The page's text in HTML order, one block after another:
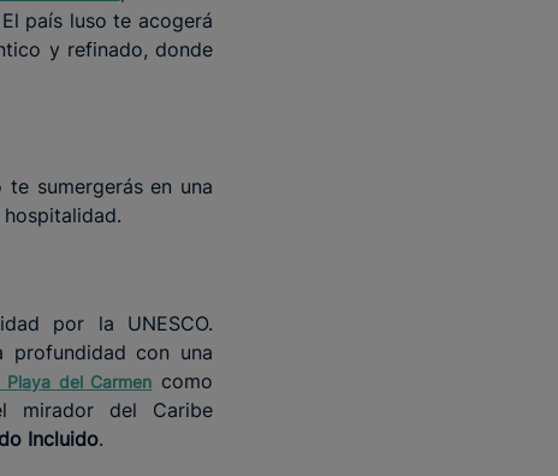
país luso te acogerá
y refinado, donde
sumergerás en una
por la UNESCO.
profundidad con una
del Carmen como
mirador del Caribe
Incluido.